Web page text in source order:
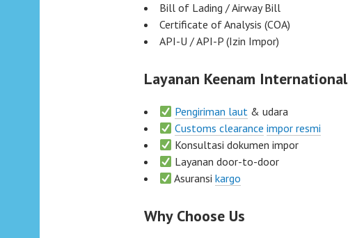
Bill of Lading / Airway Bill
Certificate of Analysis (COA)
API-U / API-P (Izin Impor)
Layanan Keenam International
Pengiriman laut & udara
Customs clearance impor resmi
Konsultasi dokumen impor
Layanan door-to-door
Asuransikargo
Why Choose Us